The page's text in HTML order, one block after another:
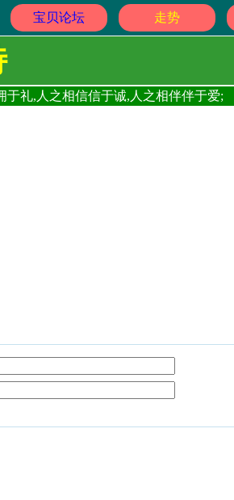
宝贝论坛 走势
于礼,人之相信信于诚,人之相伴伴于爱;